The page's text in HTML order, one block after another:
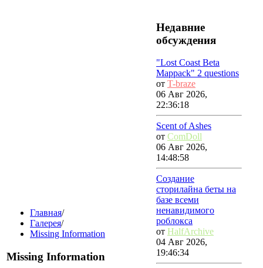
Главная/
Галерея/
Missing Information
Missing Information
Недавние
обсуждения
"Lost Coast Beta
Mappack" 2 questions
от T-braze
06 Авг 2026,
22:36:18
Scent of Ashes
от ComDoll
06 Авг 2026,
14:48:58
Создание
сторилайна беты на
базе всеми
ненавидимого
роблокса
от HalfArchive
04 Авг 2026,
19:46:34